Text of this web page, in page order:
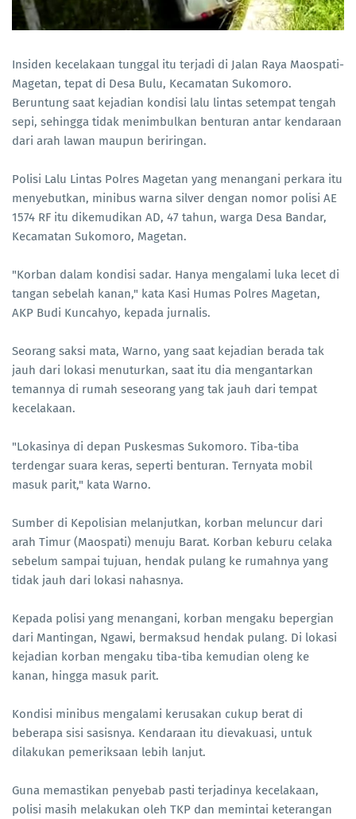
Insiden kecelakaan tunggal itu terjadi di Jalan Raya Maospati-
Magetan, tepat di Desa Bulu, Kecamatan Sukomoro.
Beruntung saat kejadian kondisi lalu lintas setempat tengah
sepi, sehingga tidak menimbulkan benturan antar kendaraan
dari arah lawan maupun beriringan.
Polisi Lalu Lintas Polres Magetan yang menangani perkara itu
menyebutkan, minibus warna silver dengan nomor polisi AE
1574 RF itu dikemudikan AD, 47 tahun, warga Desa Bandar,
Kecamatan Sukomoro, Magetan.
"Korban dalam kondisi sadar. Hanya mengalami luka lecet di
tangan sebelah kanan," kata Kasi Humas Polres Magetan,
AKP Budi Kuncahyo, kepada jurnalis.
Seorang saksi mata, Warno, yang saat kejadian berada tak
jauh dari lokasi menuturkan, saat itu dia mengantarkan
temannya di rumah seseorang yang tak jauh dari tempat
kecelakaan.
"Lokasinya di depan Puskesmas Sukomoro. Tiba-tiba
terdengar suara keras, seperti benturan. Ternyata mobil
masuk parit," kata Warno.
Sumber di Kepolisian melanjutkan, korban meluncur dari
arah Timur (Maospati) menuju Barat. Korban keburu celaka
sebelum sampai tujuan, hendak pulang ke rumahnya yang
tidak jauh dari lokasi nahasnya.
Kepada polisi yang menangani, korban mengaku bepergian
dari Mantingan, Ngawi, bermaksud hendak pulang. Di lokasi
kejadian korban mengaku tiba-tiba kemudian oleng ke
kanan, hingga masuk parit.
Kondisi minibus mengalami kerusakan cukup berat di
beberapa sisi sasisnya. Kendaraan itu dievakuasi, untuk
dilakukan pemeriksaan lebih lanjut.
Guna memastikan penyebab pasti terjadinya kecelakaan,
polisi masih melakukan oleh TKP dan memintai keterangan